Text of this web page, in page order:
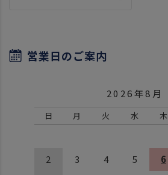
営業日のご案内
2026年8月
日 月 火 水 木
2
3 4 5 6